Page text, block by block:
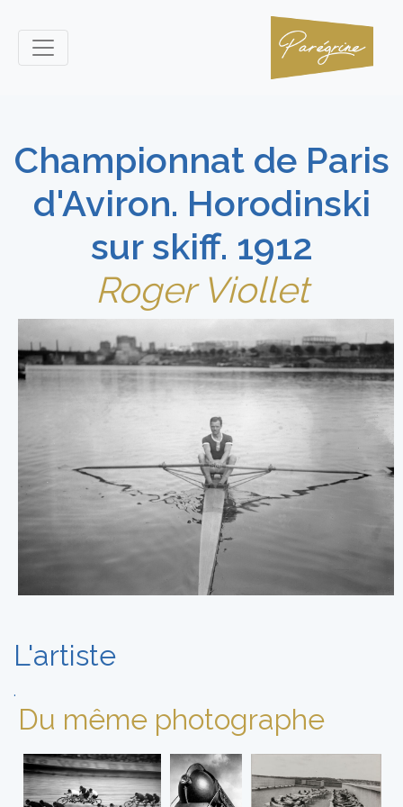
Championnat de Paris
d'Aviron. Horodinski
sur skiff. 1912
Roger Viollet
L'artiste
.
Du même photographe